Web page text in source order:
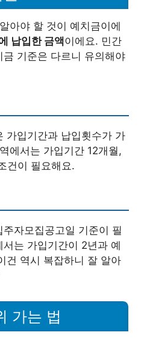
아야 할 것이 예치금이에
납입한 금액이에요. 민간
기준은 다르니 유의해야
가입기간과 납입횟수가 가
에서는 가입기간 12개월,
건이 필요해요.
자모집공고일 기준이 필
는 가입기간이 2년과 예
건 역시 복잡하니 잘 알아
가는 법